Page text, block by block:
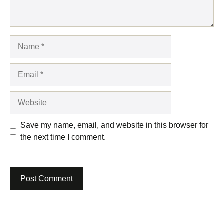
Save my name, email, and website in this browser for
the next time I comment.